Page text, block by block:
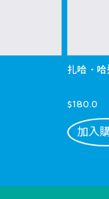
扎哈．
$180.0
加入